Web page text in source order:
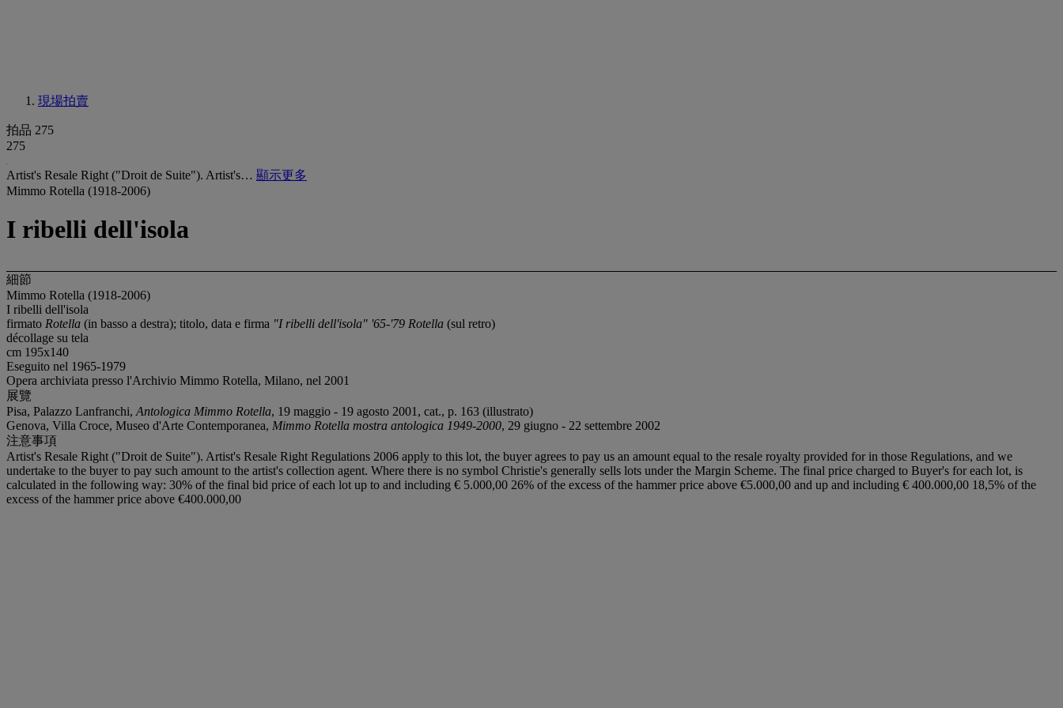
現場拍賣
拍品 275
275
Artist's Resale Right ("Droit de Suite"). Artist's… 顯示更多
Mimmo Rotella (1918-2006)
I ribelli dell'isola
細節
Mimmo Rotella (1918-2006)
I ribelli dell'isola
firmato Rotella (in basso a destra); titolo, data e firma "I ribelli dell'isola" '65-'79 Rotella (sul retro)
décollage su tela
cm 195x140
Eseguito nel 1965-1979
Opera archiviata presso l'Archivio Mimmo Rotella, Milano, nel 2001
展覽
Pisa, Palazzo Lanfranchi, Antologica Mimmo Rotella, 19 maggio - 19 agosto 2001, cat., p. 163 (illustrato)
Genova, Villa Croce, Museo d'Arte Contemporanea, Mimmo Rotella mostra antologica 1949-2000, 29 giugno - 22 settembre 2002
注意事項
Artist's Resale Right ("Droit de Suite"). Artist's Resale Right Regulations 2006 apply to this lot, the buyer agrees to pay us an amount equal to the resale royalty provided for in those Regulations, and we
undertake to the buyer to pay such amount to the artist's collection agent. Where there is no symbol Christie's generally sells lots under the Margin Scheme. The final price charged to Buyer's for each lot, is
calculated in the following way: 30% of the final bid price of each lot up to and including € 5.000,00 26% of the excess of the hammer price above €5.000,00 and up and including € 400.000,00 18,5% of the
excess of the hammer price above €400.000,00